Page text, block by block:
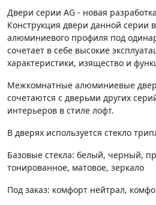
Двери серии AG - новая
Конструкция двери данной серии
алюминиевого профиля под
сочетает в себе высокие
характеристики, изящество и
Межкомнатные алюминиевые
сочетаются с дверьми других
интерьеров в стиле лофт.
В дверях используется стекло
Базовые стекла: белый, черный,
тонированное, матовое, зеркало
Под заказ: комфорт нейтрал,